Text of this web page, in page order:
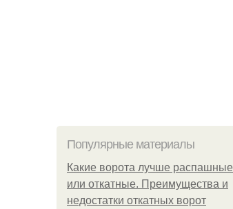
Популярные материалы
Какие ворота лучше распашные
или откатные. Преимущества и
недостатки откатных ворот